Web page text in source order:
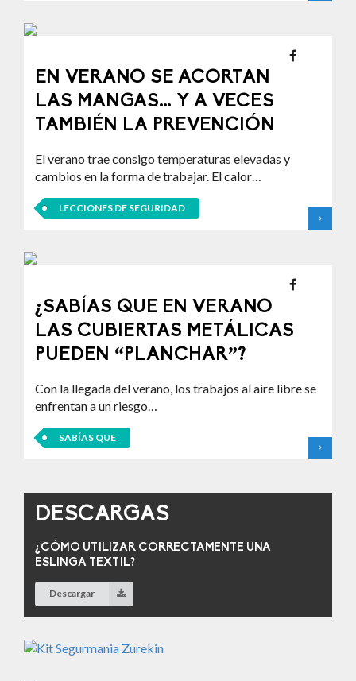
EN VERANO SE ACORTAN
LAS MANGAS… Y A VECES
TAMBIÉN LA PREVENCIÓN
El verano trae consigo temperaturas elevadas y
cambios en la forma de trabajar. El calor…
LECCIONES DE SEGURIDAD
¿SABÍAS QUE EN VERANO
LAS CUBIERTAS METÁLICAS
PUEDEN “PLANCHAR”?
Con la llegada del verano, los trabajos al aire libre se
enfrentan a un riesgo…
SABÍAS QUE
DESCARGAS
¿CÓMO UTILIZAR CORRECTAMENTE UNA
ESLINGA TEXTIL?
Descargar